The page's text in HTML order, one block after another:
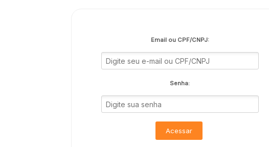
Email ou CPF/CNPJ:
Senha:
Acessar